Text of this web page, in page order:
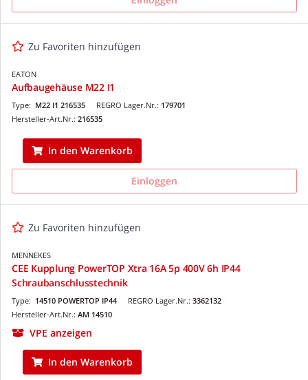
Zu Favoriten hinzufügen
EATON
Aufbaugehäuse M22 I1
REGRO Lager.Nr.: 179701
Type: M22 I1 216535
Hersteller-Art.Nr.: 216535
In den Warenkorb
Einloggen
Zu Favoriten hinzufügen
MENNEKES
CEE Kupplung PowerTOP Xtra 16A 5p 400V 6h IP44
Schraubanschlusstechnik
REGRO Lager.Nr.: 3362132
Type: 14510 POWERTOP IP44
Hersteller-Art.Nr.: AM 14510
VPE anzeigen
In den Warenkorb